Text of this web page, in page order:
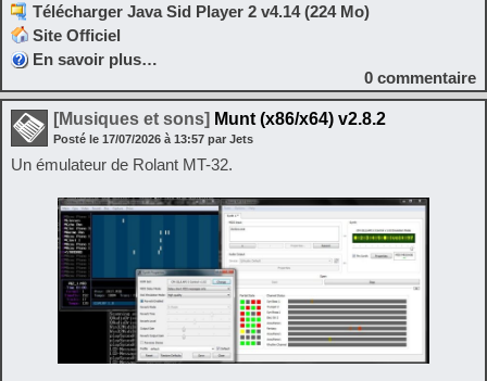
Télécharger Java Sid Player 2 v4.14 (224 Mo)
Site Officiel
En savoir plus…
0 commentaire
[Musiques et sons] Munt (x86/x64) v2.8.2
Posté le 17/07/2026 à 13:57 par Jets
Un émulateur de Rolant MT-32.